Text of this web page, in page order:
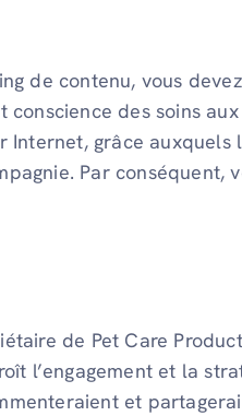
de contenu, vous
des soins
grâce auxquels
Par conséquent,
de Pet Care
l’engagement et la
et